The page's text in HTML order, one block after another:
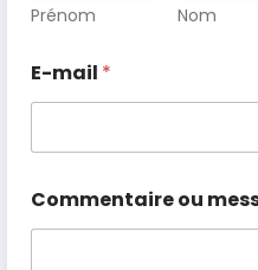
Prénom Nom
E-mail *
Commentaire ou